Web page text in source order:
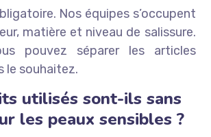
Nos équipes s’occupent
matière et niveau de salissure.
pouvez séparer les articles
le souhaitez.
utilisés sont-ils sans
les peaux sensibles ?